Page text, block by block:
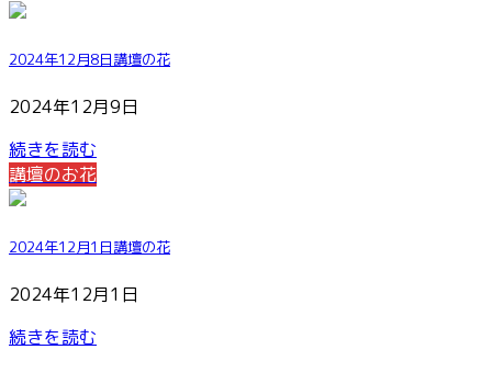
2024年12月8日講壇の花
2024年12月9日
続きを読む
講壇のお花
2024年12月1日講壇の花
2024年12月1日
続きを読む